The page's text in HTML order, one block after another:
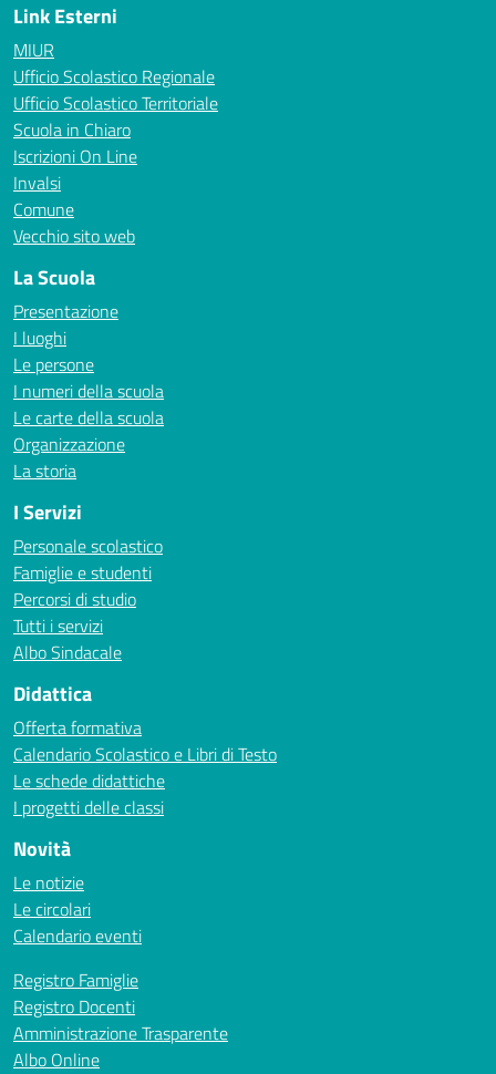
Link Esterni
MIUR
Ufficio Scolastico Regionale
Ufficio Scolastico Territoriale
Scuola in Chiaro
Iscrizioni On Line
Invalsi
Comune
Vecchio sito web
La Scuola
Presentazione
I luoghi
Le persone
I numeri della scuola
Le carte della scuola
Organizzazione
La storia
I Servizi
Personale scolastico
Famiglie e studenti
Percorsi di studio
Tutti i servizi
Albo Sindacale
Didattica
Offerta formativa
Calendario Scolastico e Libri di Testo
Le schede didattiche
I progetti delle classi
Novità
Le notizie
Le circolari
Calendario eventi
Registro Famiglie
Registro Docenti
Amministrazione Trasparente
Albo Online